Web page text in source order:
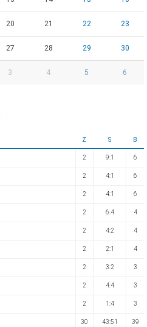
20 21 22 23
27 28 29 30
3 4 5 6
Z S B
2 9:1 6
2 4:1 6
2 4:1 6
2 6:4 4
2 4:2 4
2 2:1 4
2 3:2 3
2 4:4 3
2 1:4 3
30 43:51 39